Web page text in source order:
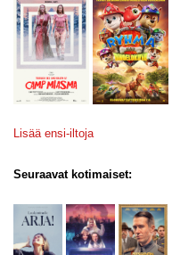
Lisää ensi-iltoja
Seuraavat kotimaiset: